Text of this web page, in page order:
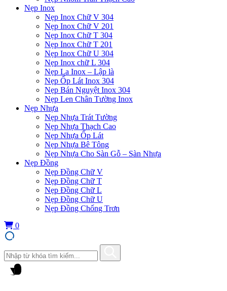
Nẹp Inox
Nẹp Inox Chữ V 304
Nẹp Inox Chữ V 201
Nẹp Inox Chữ T 304
Nẹp Inox Chữ T 201
Nẹp Inox Chữ U 304
Nẹp Inox chữ L 304
Nẹp La Inox – Lập là
Nẹp Ốp Lát Inox 304
Nẹp Bán Nguyệt Inox 304
Nẹp Len Chân Tường Inox
Nẹp Nhựa
Nẹp Nhựa Trát Tường
Nẹp Nhựa Thạch Cao
Nẹp Nhựa Ốp Lát
Nẹp Nhựa Bê Tông
Nẹp Nhựa Cho Sàn Gỗ – Sàn Nhựa
Nẹp Đồng
Nẹp Đồng Chữ V
Nẹp Đồng Chữ T
Nẹp Đồng Chữ L
Nẹp Đồng Chữ U
Nẹp Đồng Chống Trơn
0